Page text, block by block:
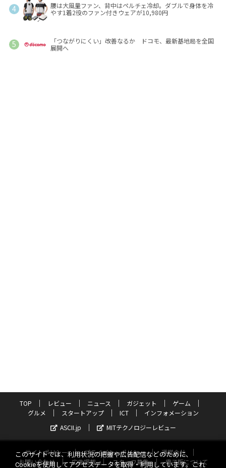
腰は大風量ファン、背中はペルチェ冷却。ダブルで身体を冷
やす1着2役のファン付きウェアが10,980円
「つながりにくい」改善なるか ドコモ、最新基地局を全国
展開へ
TOP レビュー ニュース ガジェット
ゲーム
グルメ
スタートアップ ICT
インフォメーション
ASCII.jp
MITテクノロジーレビュー
サイトポリシー プライバシーポリシー
運営会社
お問い合わせ
広告掲載 スタッフ募集 電子版について
このサイトでは、利用状況の把握や広告配信などのために、
Cookieを使用してアクセスデータを取得・利用しています。これ